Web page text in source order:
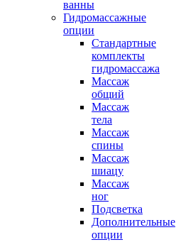
ванны
Гидромассажные
опции
Стандартные
комплекты
гидромассажа
Массаж
общий
Массаж
тела
Массаж
спины
Массаж
шиацу
Массаж
ног
Подсветка
Дополнительные
опции